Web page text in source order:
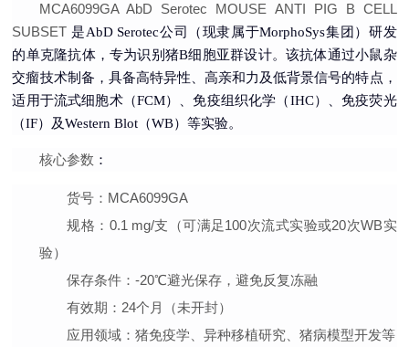
MCA6099GA AbD Serotec MOUSE ANTI PIG B CELL
SUBSET 是AbD Serotec公司（现隶属于MorphoSys集团）研发
的单克隆抗体，专为识别猪B细胞亚群设计。该抗体通过小鼠杂
交瘤技术制备，具备高特异性、高亲和力及低背景信号的特点，
适用于流式细胞术（FCM）、免疫组织化学（IHC）、免疫荧光
（IF）及Western Blot（WB）等实验。
核心参数 ：
货号 ：MCA6099GA
规格 ：0.1 mg/支（可满足100次流式实验或20次WB实
验）
保存条件 ：-20℃避光保存，避免反复冻融
有效期 ：24个月（未开封）
应用领域 ：猪免疫学、异种移植研究、猪病模型开发等